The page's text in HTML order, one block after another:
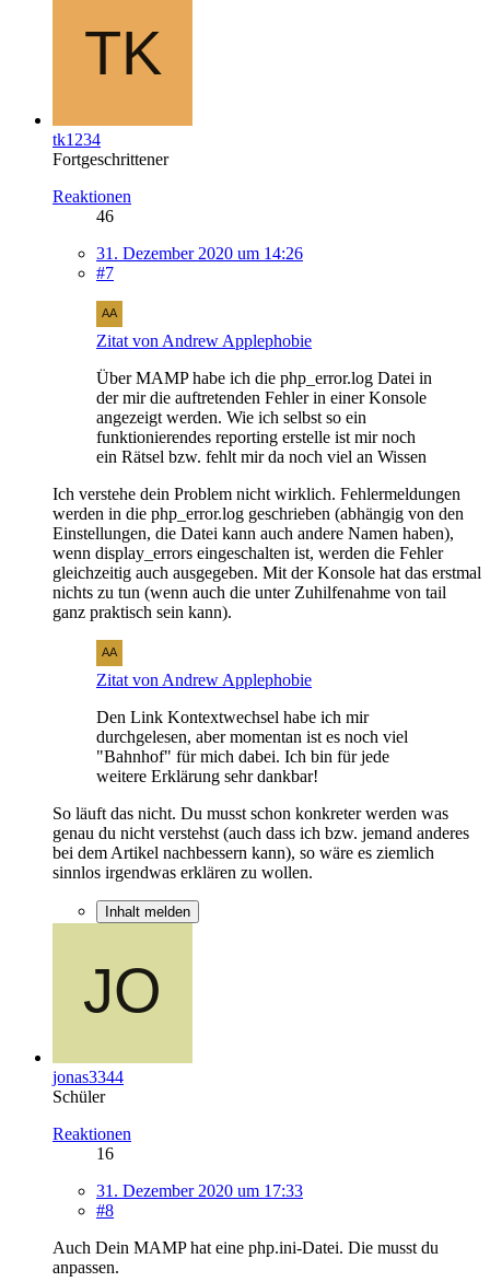
tk1234
Fortgeschrittener
Reaktionen
46
31. Dezember 2020 um 14:26
#7
Zitat von Andrew Applephobie
Über MAMP habe ich die php_error.log Datei in
der mir die auftretenden Fehler in einer Konsole
angezeigt werden. Wie ich selbst so ein
funktionierendes reporting erstelle ist mir noch
ein Rätsel bzw. fehlt mir da noch viel an Wissen
Ich verstehe dein Problem nicht wirklich. Fehlermeldungen
werden in die php_error.log geschrieben (abhängig von den
Einstellungen, die Datei kann auch andere Namen haben),
wenn display_errors eingeschalten ist, werden die Fehler
gleichzeitig auch ausgegeben. Mit der Konsole hat das erstmal
nichts zu tun (wenn auch die unter Zuhilfenahme von tail
ganz praktisch sein kann).
Zitat von Andrew Applephobie
Den Link Kontextwechsel habe ich mir
durchgelesen, aber momentan ist es noch viel
"Bahnhof" für mich dabei. Ich bin für jede
weitere Erklärung sehr dankbar!
So läuft das nicht. Du musst schon konkreter werden was
genau du nicht verstehst (auch dass ich bzw. jemand anderes
bei dem Artikel nachbessern kann), so wäre es ziemlich
sinnlos irgendwas erklären zu wollen.
Inhalt melden
jonas3344
Schüler
Reaktionen
16
31. Dezember 2020 um 17:33
#8
Auch Dein MAMP hat eine php.ini-Datei. Die musst du
anpassen.